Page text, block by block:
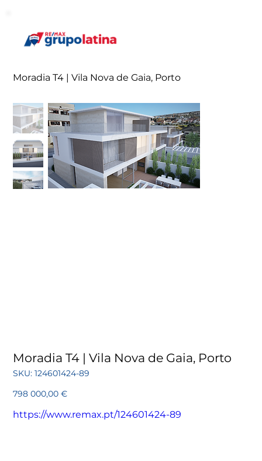
Moradia T4 | Vila Nova de Gaia, Porto
Moradia T4 | Vila Nova de Gaia, Porto
SKU: SKU
124601424-
124601424-89
Preço
798 000,00 €
https://www.remax.pt/124601424-89